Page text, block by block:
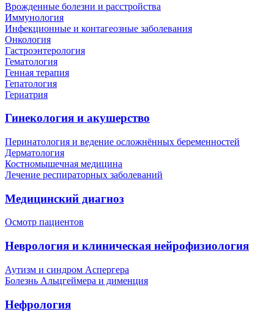
Врожденные болезни и расстройства
Иммунология
Инфекционные и контагеозные заболевания
Онкология
Гастроэнтерология
Гематология
Генная терапия
Гепатология
Гериатрия
Гинекология и акушерство
Перинатология и ведение осложнённых беременностей
Дерматология
Костномышечная медицина
Лечение респираторных заболеваний
Медицинский диагноз
Осмотр пациентов
Неврология и клиническая нейрофизиология
Аутизм и синдром Аспергера
Болезнь Альцгеймера и дименция
Нефрология